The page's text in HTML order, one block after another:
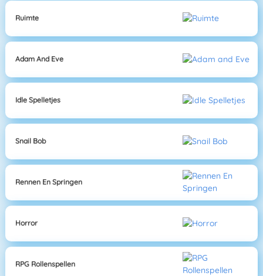
Ruimte
Adam And Eve
Idle Spelletjes
Snail Bob
Rennen En Springen
Horror
RPG Rollenspellen